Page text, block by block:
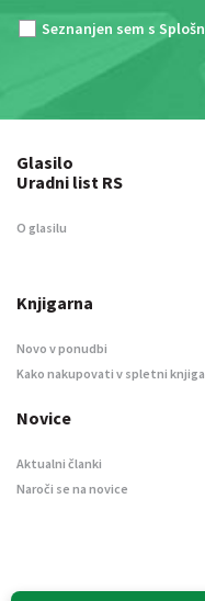
Seznanjen sem s
Glasilo
Uradni list RS
O glasilu
Knjigarna
Novo v ponudbi
Kako nakupovati v spletni
Novice
Aktualni članki
Naroči se na novice